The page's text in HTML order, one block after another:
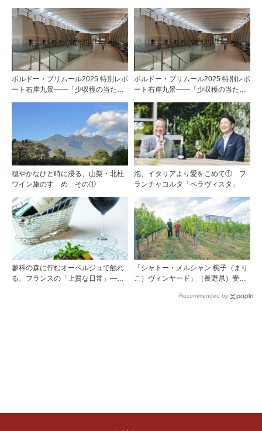
インメーカー 篠田 健太郎氏が来場
ボルドー・プリムール2025 特別レポ
ート右岸九景――「少収穫の当たり
ンテミリオン 有力9シャトー訪問記
ボルドー・プリムール2025 特別レポ
ート右岸九景――「少収穫の当たり
ンテミリオン 有力9シャトー訪問記
穏やかなひと時に浸る、山梨・北杜
ワイン旅のすゝめ その①
泡、イタリアより愛をこめて① フ
ランチャコルタ「ベラヴィスタ」
蓼科の森に佇むオーベルジュで触れ
る、フランスの「上質な日常」――
「シャトー・メルシャン 椀子（まり
こ）ヴィンヤード」（長野県）受け
Recommended by